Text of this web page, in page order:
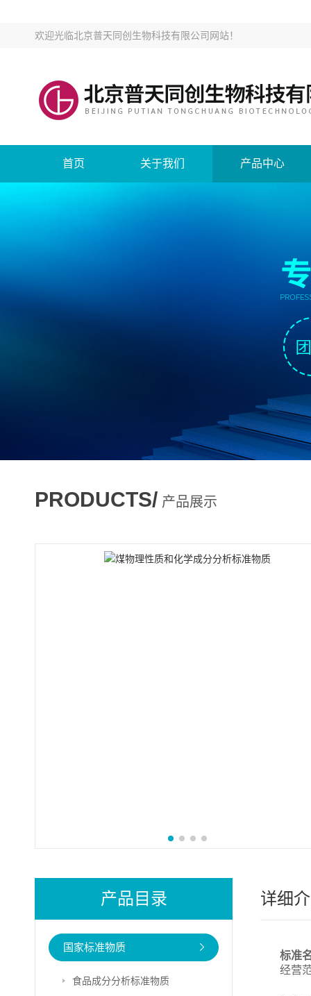
欢迎光临北京普天同创生物科技有限公司网站！
首页 关于我们 产品中心
PRODUCTS/ 产品展示
产品目录
国家标准物质
食品成分分析标准物质
详细
标准
经营